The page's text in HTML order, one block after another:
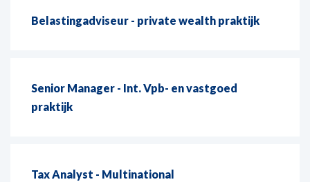
Belastingadviseur - private wealth praktijk
Senior Manager - Int. Vpb- en vastgoed
praktijk
Tax Analyst - Multinational